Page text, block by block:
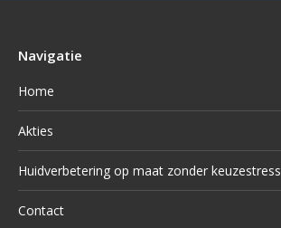
Navigatie
Home
Akties
Huidverbetering op maat zonder keuzestress
Contact